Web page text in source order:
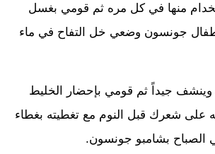
منها في كل مره ثم قومي بغسل
جونسون وضعي خل التفاح في ماء
جيداً ثم قومي بإحضار الخليط
على شعرك قبل النوم مع تغطيته بغطاء
الصباح بشامبو جونسون.